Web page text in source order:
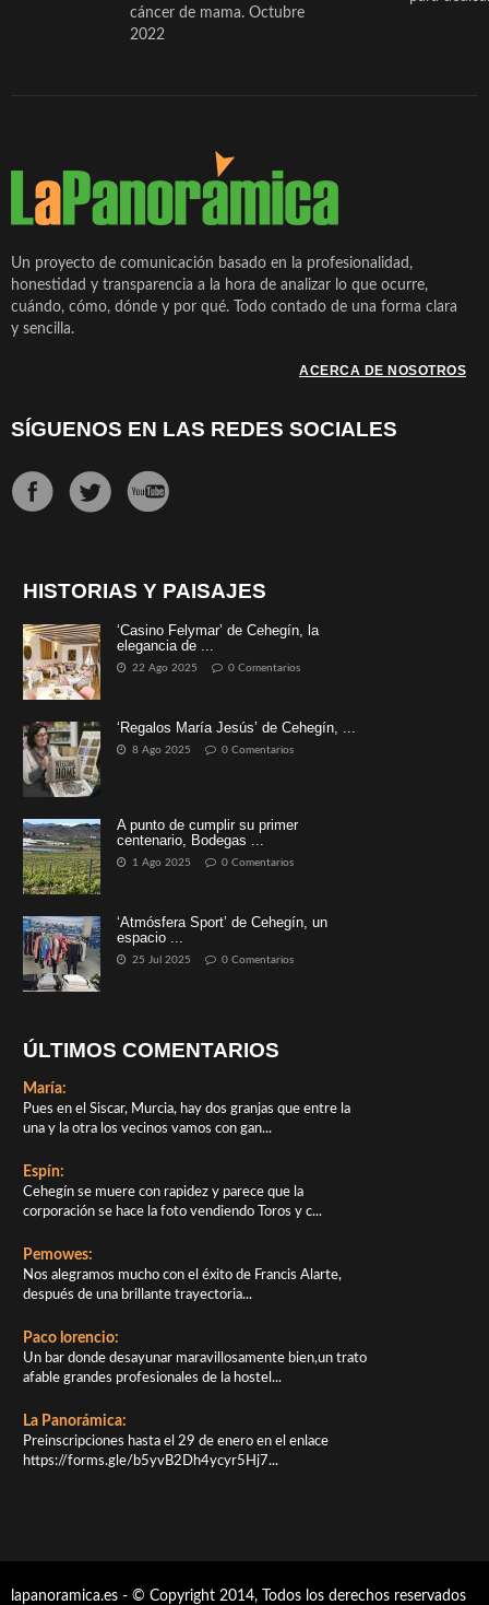
cáncer de mama. Octubre
2022
Un proyecto de comunicación basado en la profesionalidad,
honestidad y transparencia a la hora de analizar lo que ocurre,
cuándo, cómo, dónde y por qué. Todo contado de una forma clara
y sencilla.
ACERCA DE NOSOTROS
SÍGUENOS EN LAS REDES SOCIALES
HISTORIAS Y PAISAJES
‘Casino Felymar’ de Cehegín, la
elegancia de ...
22 Ago 2025 0 Comentarios
‘Regalos María Jesús’ de Cehegín, ...
8 Ago 2025 0 Comentarios
A punto de cumplir su primer
centenario, Bodegas ...
1 Ago 2025 0 Comentarios
‘Atmósfera Sport’ de Cehegín, un
espacio ...
25 Jul 2025 0 Comentarios
ÚLTIMOS COMENTARIOS
María:
Pues en el Siscar, Murcia, hay dos granjas que entre la
una y la otra los vecinos vamos con gan...
Espín:
Cehegín se muere con rapidez y parece que la
corporación se hace la foto vendiendo Toros y c...
Pemowes:
Nos alegramos mucho con el éxito de Francis Alarte,
después de una brillante trayectoria...
Paco lorencio:
Un bar donde desayunar maravillosamente bien,un trato
afable grandes profesionales de la hostel...
La Panorámica:
Preinscripciones hasta el 29 de enero en el enlace
https://forms.gle/b5yvB2Dh4ycyr5Hj7...
lapanoramica.es - © Copyright 2014, Todos los derechos reservados